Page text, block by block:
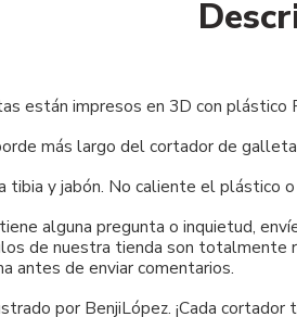
están impresos en 3D con plástico
más largo del cortador de
tibia y jabón. No caliente el plástico
alguna pregunta o inquietud,
de nuestra tienda son
antes de enviar comentarios.
por BenjiLópez. ¡Cada